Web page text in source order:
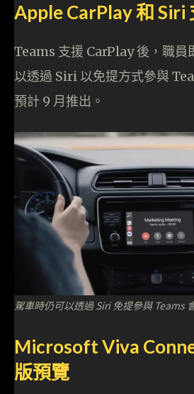
Apple CarPlay 和 Siri
Teams 支援 CarPlay 後，職員
以透過 Siri 以免提方式參與
預計 9 月推出。
駕車時仍可以透過 Siri 免提參與 Teams
Microsoft Viva
版預覽